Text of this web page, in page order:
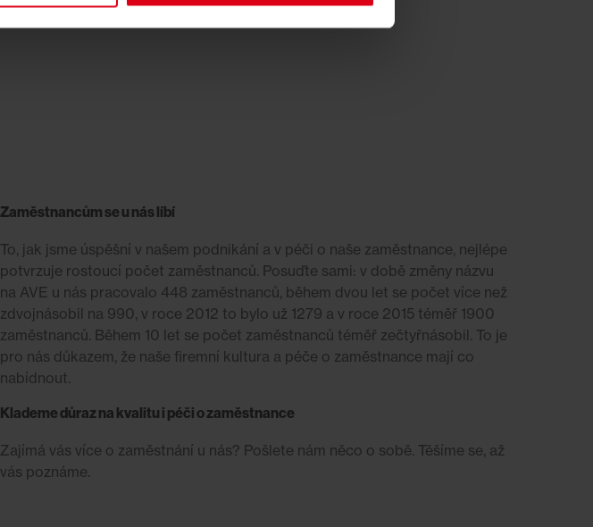
Zaměstnancům se u nás líbí
To, jak jsme úspěšní v našem podnikání a v péči o naše zaměstnance, nejlépe
potvrzuje rostoucí počet zaměstnanců. Posuďte sami: v době změny názvu
na AVE u nás pracovalo 448 zaměstnanců, během dvou let se počet více než
zdvojnásobil na 990, v roce 2012 to bylo už 1279 a v roce 2015 téměř 1900
zaměstnanců. Během 10 let se počet zaměstnanců téměř zečtyřnásobil. To je
pro nás důkazem, že naše firemní kultura a péče o zaměstnance mají co
nabídnout.
Klademe důraz na kvalitu i péči o zaměstnance
Zajímá vás více o zaměstnání u nás? Pošlete nám něco o sobě. Těšíme se, až
vás poznáme.